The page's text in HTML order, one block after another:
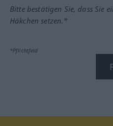
Bitte bestätigen Sie, dass Sie
Häkchen setzen.*
*Pflichtfeld